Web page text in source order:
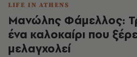
LIFE IN ATHENS
Μανώλης Φάμελλος:
ένα καλοκαίρι που
μελαγχολεί